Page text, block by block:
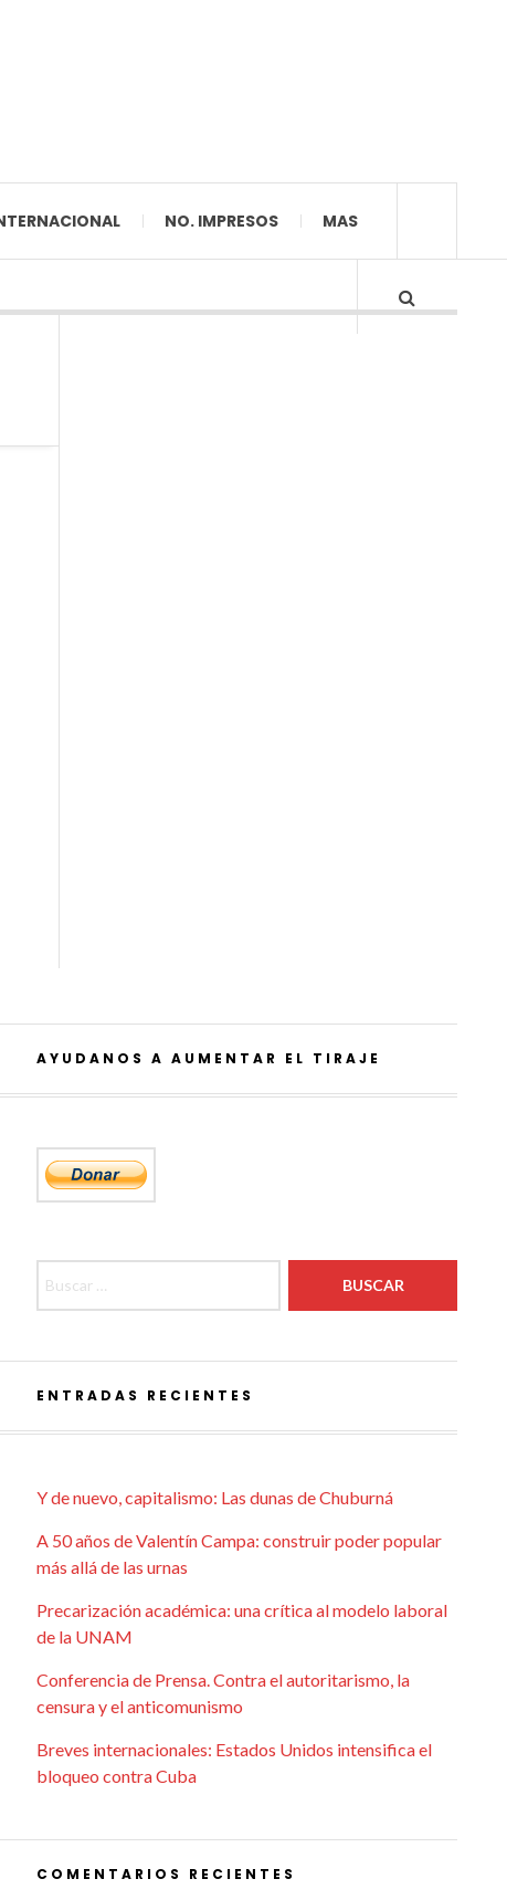
NO. IMPRESOS MAS
AYUDANOS A AUMENTAR EL TIRAJE
ENTRADAS RECIENTES
Y de nuevo, capitalismo: Las dunas de Chuburná
A 50 años de Valentín Campa: construir poder popular
más allá de las urnas
Precarización académica: una crítica al modelo laboral
de la UNAM
Conferencia de Prensa. Contra el autoritarismo, la
censura y el anticomunismo
Breves internacionales: Estados Unidos intensifica el
bloqueo contra Cuba
COMENTARIOS RECIENTES